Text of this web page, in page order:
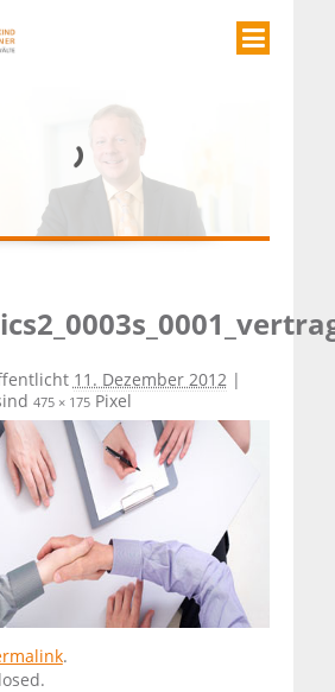
11. Dezember 2012|
475 × 175Pixel
.